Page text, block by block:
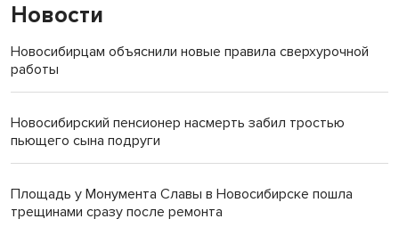
Новости
Новосибирцам объяснили новые правила сверхурочной
работы
Новосибирский пенсионер насмерть забил тростью
пьющего сына подруги
Площадь у Монумента Славы в Новосибирске пошла
трещинами сразу после ремонта